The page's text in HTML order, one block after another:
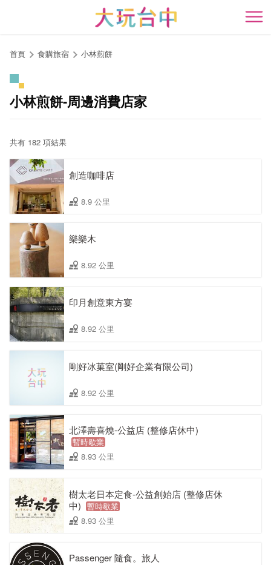
開
首頁 食購旅宿 小林煎餅
小林煎餅-周邊消費店家
共有 182 項結果
創造咖啡店
8.9 公里
樂樂木
8.92 公里
印月創意東方宴
8.92 公里
剛好冰菓室(剛好企業有限公司)
8.92 公里
北澤壽喜燒-公益店 (整修店休中)
暫時歇業
8.93 公里
樹太老日本定食-公益創始店 (整修店休
中) 暫時歇業
8.93 公里
Passenger 隨食。旅人